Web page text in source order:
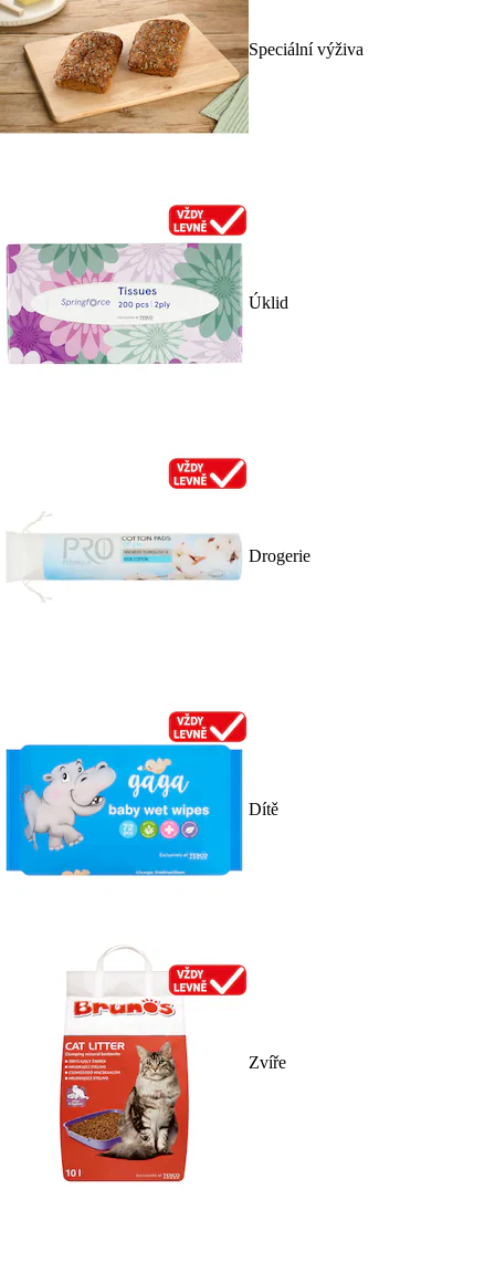
Speciální výživa
Úklid
Drogerie
Dítě
Zvíře